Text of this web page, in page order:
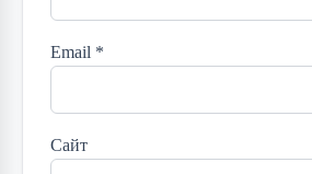
Email *
Сайт